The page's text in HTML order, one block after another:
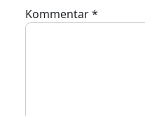
Kommentar*